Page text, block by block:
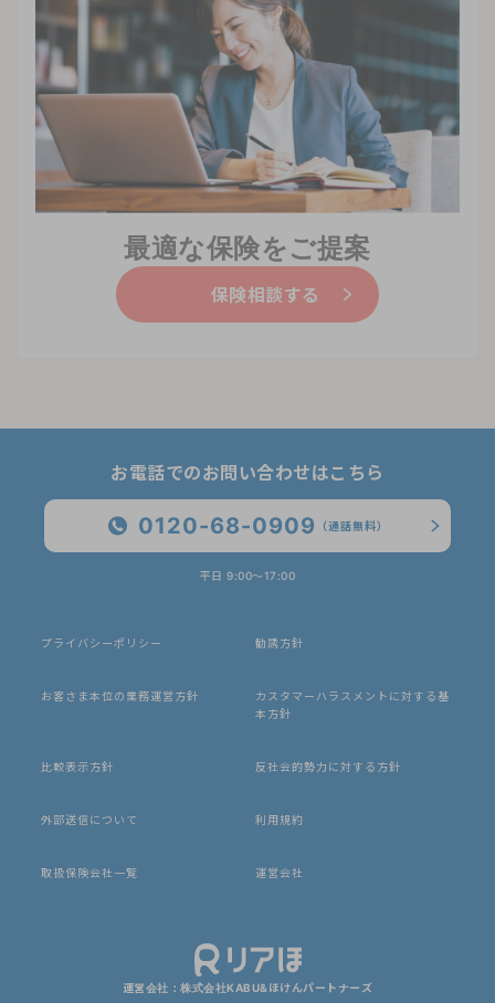
最適な保険をご提案
保険相談する
お電話でのお問い合わせはこちら
0120-68-0909 （通話無料）
平日 9:00〜17:00
プライバシーポリシー 勧誘方針
お客さま本位の業務運営方針
カスタマーハラスメントに対する基
本方針
比較表示方針 反社会的勢力に対する方針
外部送信について 利用規約
取扱保険会社一覧 運営会社
運営会社：株式会社KABU&ほけんパートナーズ